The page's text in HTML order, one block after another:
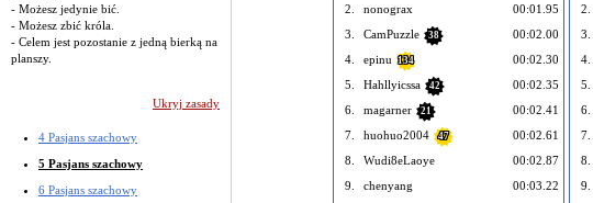
- Możesz jedynie bić.
- Możesz zbić króla.
- Celem jest pozostanie z jedną bierką na
planszy.
Ukryj zasady
4 Pasjans szachowy
5 Pasjans szachowy
6 Pasjans szachowy
2.
nonograx
00:01.95
3.
CamPuzzle 38
00:02.00
4.
epinu 134
00:02.30
5.
Hahllyicssa 42
00:02.35
6.
magarner 21
00:02.41
7.
huohuo2004 47
00:02.61
8.
Wudi8eLaoye
00:02.87
9.
chenyang
00:03.22
2.
3.
4.
5.
6.
7.
8.
9.